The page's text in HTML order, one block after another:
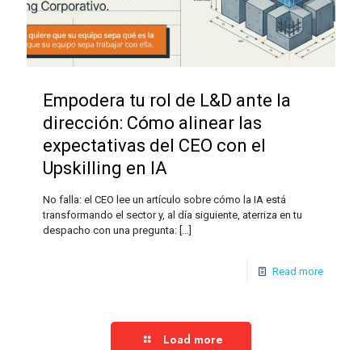
Empodera tu rol de L&D ante la
dirección: Cómo alinear las
expectativas del CEO con el
Upskilling en IA
No falla: el CEO lee un artículo sobre cómo la IA está
transformando el sector y, al día siguiente, aterriza en tu
despacho con una pregunta: […]
Read more
Load more